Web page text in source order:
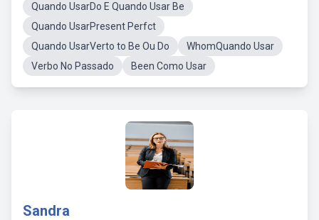
Quando UsarDo E Quando Usar Be
Quando UsarPresent Perfct
Quando UsarVerto to Be Ou Do
WhomQuando Usar
Verbo No Passado
Been Como Usar
Sandra